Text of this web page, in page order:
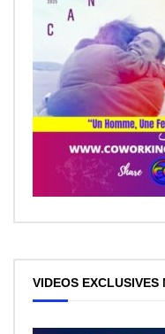
VIDEOS EXCLUSIVES